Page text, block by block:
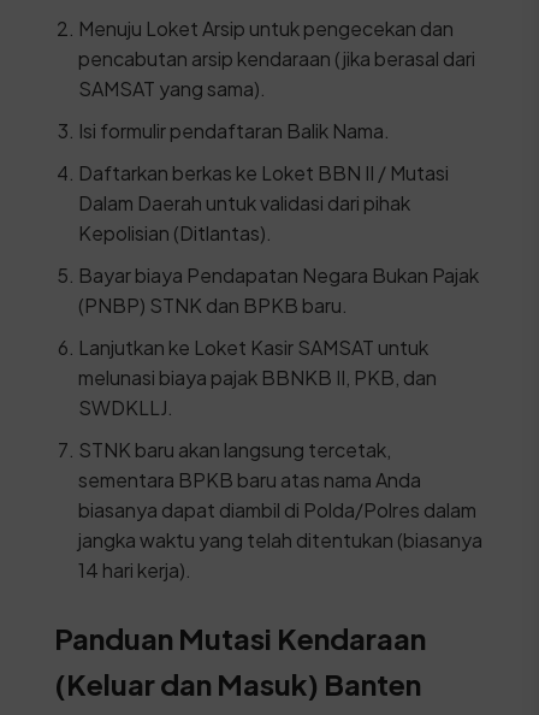
Menuju Loket Arsip untuk pengecekan dan
pencabutan arsip kendaraan (jika berasal dari
SAMSAT yang sama).
Isi formulir pendaftaran Balik Nama.
Daftarkan berkas ke Loket BBN II / Mutasi
Dalam Daerah untuk validasi dari pihak
Kepolisian (Ditlantas).
Bayar biaya Pendapatan Negara Bukan Pajak
(PNBP) STNK dan BPKB baru.
Lanjutkan ke Loket Kasir SAMSAT untuk
melunasi biaya pajak BBNKB II, PKB, dan
SWDKLLJ.
STNK baru akan langsung tercetak,
sementara BPKB baru atas nama Anda
biasanya dapat diambil di Polda/Polres dalam
jangka waktu yang telah ditentukan (biasanya
14 hari kerja).
Panduan Mutasi Kendaraan
(Keluar dan Masuk) Banten